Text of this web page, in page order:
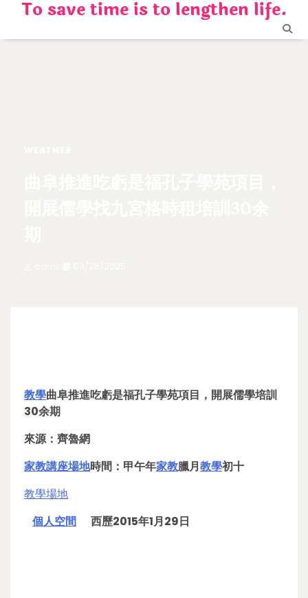
content
To save time is to lengthen life.
教學曲阜推進吃虧是福孔子學苑項目，開展儒學培訓
30余期
來源：齊魯網
家教講座場地時間：甲午年家教臘月教學初十
教學場地
個人空間 西歷2015年1月29日